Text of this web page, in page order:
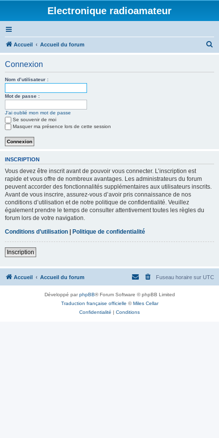
Electronique radioamateur
Accueil Accueil du forum
Connexion
Nom d’utilisateur :
Mot de passe :
J’ai oublié mon mot de passe
Se souvenir de moi
Masquer ma présence lors de cette session
INSCRIPTION
Vous devez être inscrit avant de pouvoir vous connecter. L’inscription est
rapide et vous offre de nombreux avantages. Les administrateurs du forum
peuvent accorder des fonctionnalités supplémentaires aux utilisateurs inscrits.
Avant de vous inscrire, assurez-vous d’avoir pris connaissance de nos
conditions d’utilisation et de notre politique de confidentialité. Veuillez
également prendre le temps de consulter attentivement toutes les règles du
forum lors de votre navigation.
Conditions d’utilisation | Politique de confidentialité
Inscription
Accueil Accueil du forum Fuseau horaire sur UTC
Développé parphpBB® Forum Software © phpBB Limited
Traduction française officielle ©Miles Cellar
Confidentialité | Conditions